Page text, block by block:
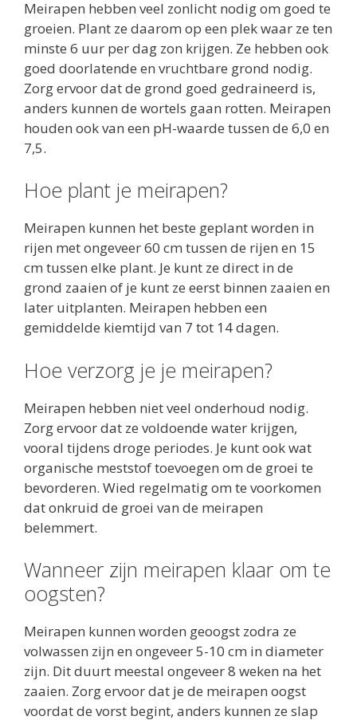
Meirapen hebben veel zonlicht nodig om goed te
groeien. Plant ze daarom op een plek waar ze ten
minste 6 uur per dag zon krijgen. Ze hebben ook
goed doorlatende en vruchtbare grond nodig.
Zorg ervoor dat de grond goed gedraineerd is,
anders kunnen de wortels gaan rotten. Meirapen
houden ook van een pH-waarde tussen de 6,0 en
7,5.
Hoe plant je meirapen?
Meirapen kunnen het beste geplant worden in
rijen met ongeveer 60 cm tussen de rijen en 15
cm tussen elke plant. Je kunt ze direct in de
grond zaaien of je kunt ze eerst binnen zaaien en
later uitplanten. Meirapen hebben een
gemiddelde kiemtijd van 7 tot 14 dagen.
Hoe verzorg je je meirapen?
Meirapen hebben niet veel onderhoud nodig.
Zorg ervoor dat ze voldoende water krijgen,
vooral tijdens droge periodes. Je kunt ook wat
organische meststof toevoegen om de groei te
bevorderen. Wied regelmatig om te voorkomen
dat onkruid de groei van de meirapen
belemmert.
Wanneer zijn meirapen klaar om te
oogsten?
Meirapen kunnen worden geoogst zodra ze
volwassen zijn en ongeveer 5-10 cm in diameter
zijn. Dit duurt meestal ongeveer 8 weken na het
zaaien. Zorg ervoor dat je de meirapen oogst
voordat de vorst begint, anders kunnen ze slap